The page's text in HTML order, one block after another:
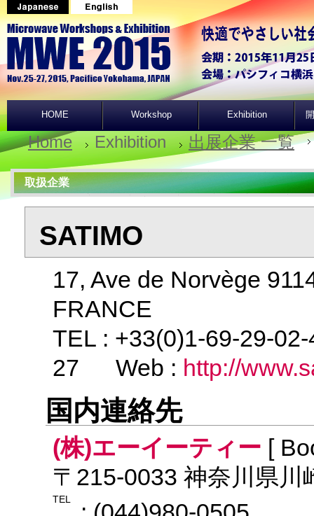
HOME Workshop Exhibition
Home Exhibition 出展企業 一覧
取扱企業
SATIMO
17, Ave de Norvège
FRANCE
TEL : +33(0)1-69-29-
27 Web : http://
国内連絡先
(株)エーイーティー [
〒215-0033 神奈川県川
TEL